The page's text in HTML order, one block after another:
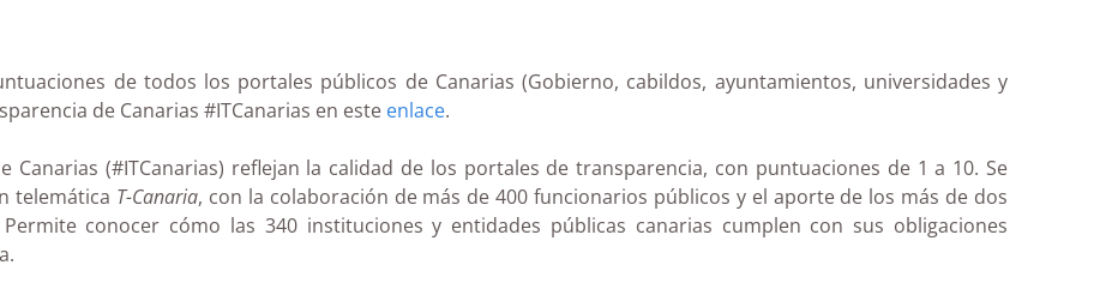
de todos los portales públicos de Canarias (Gobierno, cabildos, ayuntamientos, universidades y
de Canarias #ITCanarias en este enlace.
Canarias (#ITCanarias) reflejan la calidad de los portales de transparencia, con puntuaciones de 1 a 10. Se
telemática T-Canaria, con la colaboración de más de 400 funcionarios públicos y el aporte de los más de dos
conocer cómo las 340 instituciones y entidades públicas canarias cumplen con sus obligaciones